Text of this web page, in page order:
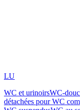
LU
WC et urinoirsWC-
détachées pour WC